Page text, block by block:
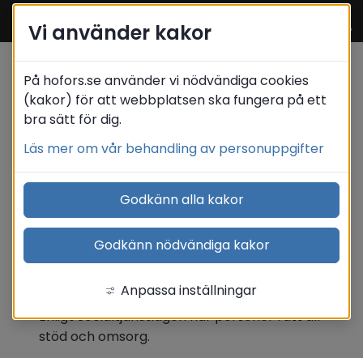
Meny
Startsida
Kommun & politik
/ Behandling av personuppgifter - GDPR
Behandling av personuppgifter (GDPR) inom
socialnämnden
Barn-/familjeärenden
Enligt Socialtjänstlagen har personer rätt till
stöd och omsorg.
Vi använder kakor
På hofors.se använder vi nödvändiga cookies
(kakor) för att webbplatsen ska fungera på ett
bra sätt för dig.
Läs mer om vår behandling av personuppgifter
Godkänn alla kakor
Godkänn nödvändiga kakor
Anpassa inställningar